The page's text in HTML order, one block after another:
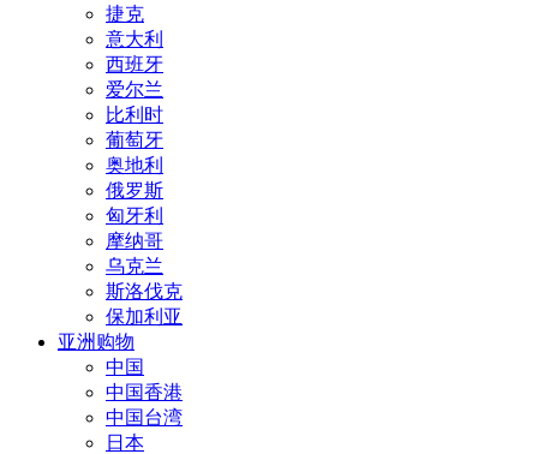
捷克
意大利
西班牙
爱尔兰
比利时
葡萄牙
奥地利
俄罗斯
匈牙利
摩纳哥
乌克兰
斯洛伐克
保加利亚
亚洲购物
中国
中国香港
中国台湾
日本